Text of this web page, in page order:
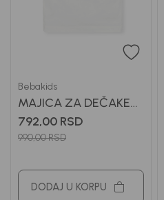
Bebakids
MAJICA ZA DEČAKE
BASIC
792,00 RSD
990,00RSD
DODAJ U KORPU